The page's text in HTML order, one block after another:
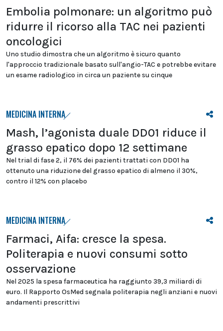
Embolia polmonare: un algoritmo può
ridurre il ricorso alla TAC nei pazienti
oncologici
Uno studio dimostra che un algoritmo è sicuro quanto
l'approccio tradizionale basato sull'angio-TAC e potrebbe evitare
un esame radiologico in circa un paziente su cinque
MEDICINA INTERNA
Mash, l’agonista duale DD01 riduce il
grasso epatico dopo 12 settimane
Nel trial di fase 2, il 76% dei pazienti trattati con DD01 ha
ottenuto una riduzione del grasso epatico di almeno il 30%,
contro il 12% con placebo
MEDICINA INTERNA
Farmaci, Aifa: cresce la spesa.
Politerapia e nuovi consumi sotto
osservazione
Nel 2025 la spesa farmaceutica ha raggiunto 39,3 miliardi di
euro. Il Rapporto OsMed segnala politerapia negli anziani e nuovi
andamenti prescrittivi